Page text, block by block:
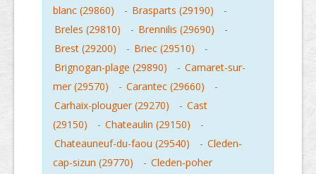
blanc (29860)
- Brasparts (29190)
-
Breles (29810)
- Brennilis (29690)
-
Brest (29200)
- Briec (29510)
-
Brignogan-plage (29890)
- Camaret-sur-
mer (29570)
- Carantec (29660)
-
Carhaix-plouguer (29270)
- Cast
(29150)
- Chateaulin (29150)
-
Chateauneuf-du-faou (29540)
- Cleden-
cap-sizun (29770)
- Cleden-poher